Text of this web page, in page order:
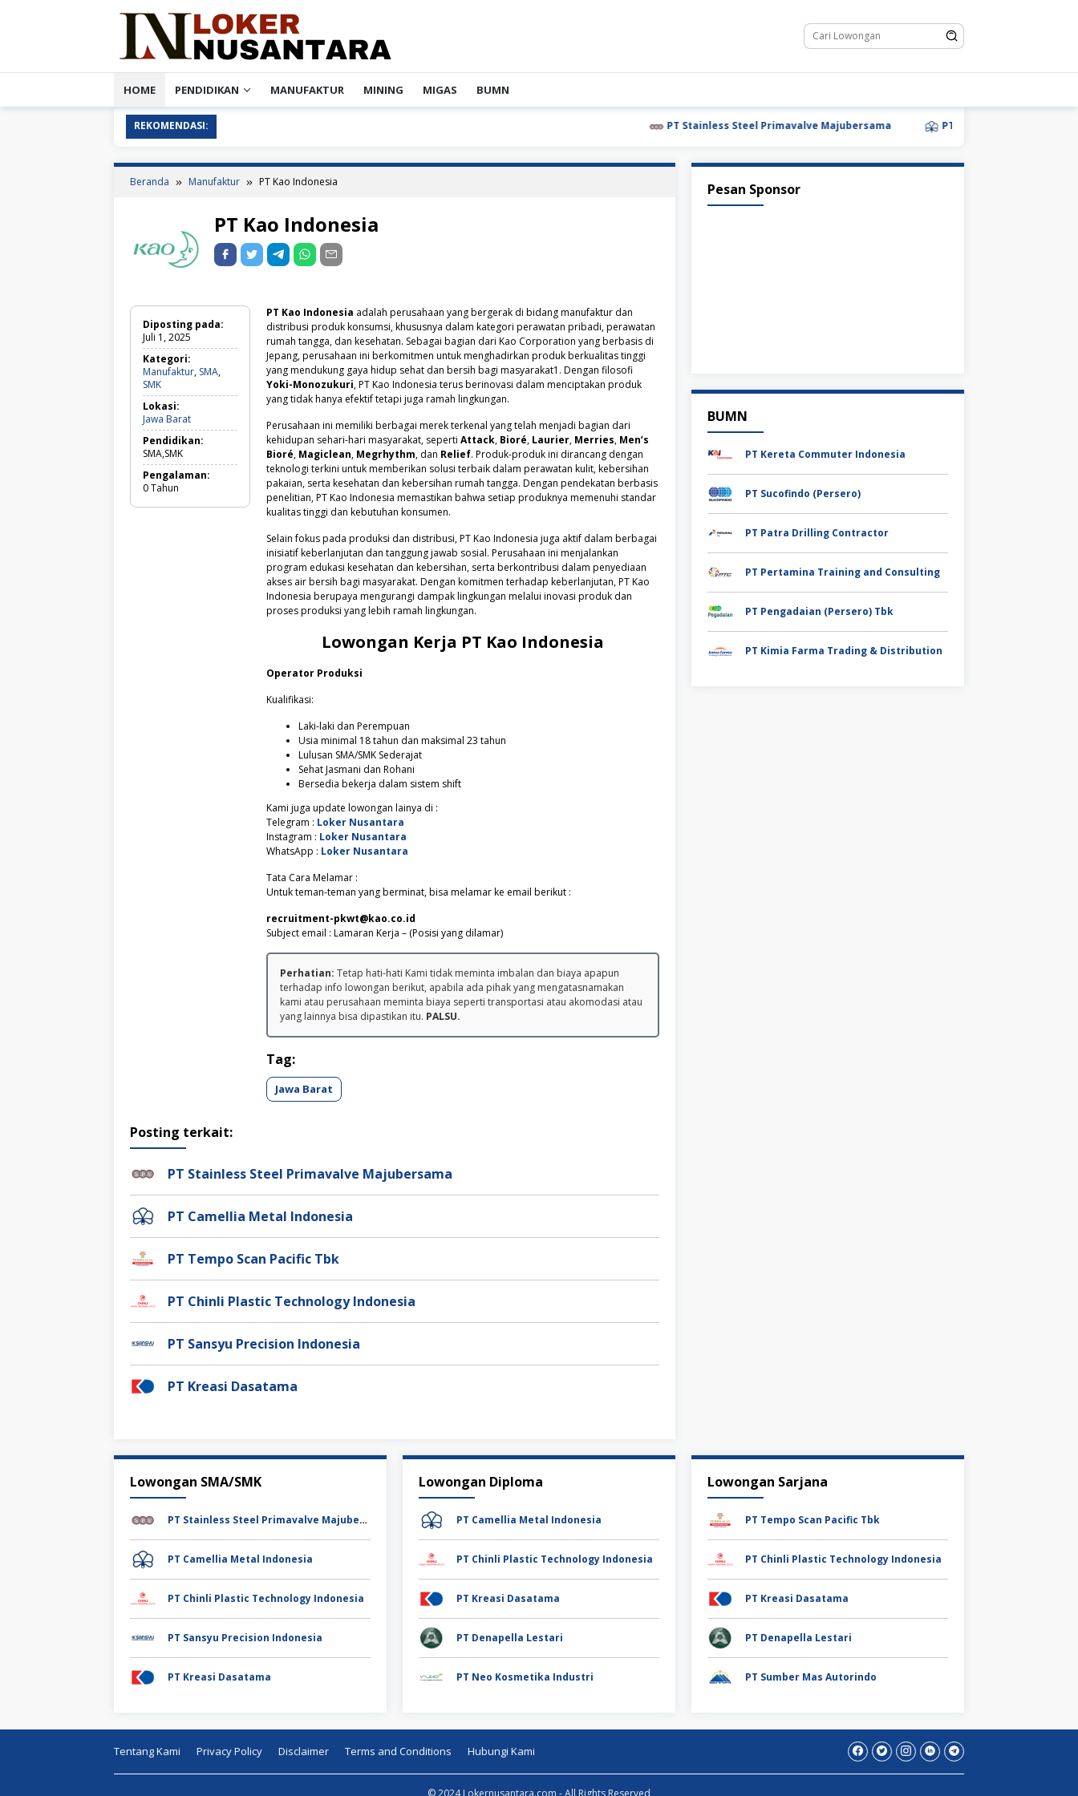
HOME PENDIDIKAN MANUFAKTUR MINING MIGAS BUMN
REKOMENDASI: PT Stainless Steel Primavalve Majubersama PT Camellia Metal Indonesia
Beranda Manufaktur PT Kao Indonesia
PT Kao Indonesia
Diposting pada:
Juli 1, 2025
Kategori:
Manufaktur, SMA,
SMKManufaktur,
SMA,
SMK
Lokasi:
Jawa BaratJawa
Barat
Pendidikan:
SMA,SMK
Pengalaman:
0Tahun
PT Kao Indonesia adalah perusahaan yang bergerak di bidang manufaktur dan
distribusi produk konsumsi, khususnya dalam kategori perawatan pribadi, perawatan
rumah tangga, dan kesehatan. Sebagai bagian dari Kao Corporation yang berbasis di
Jepang, perusahaan ini berkomitmen untuk menghadirkan produk berkualitas tinggi
yang mendukung gaya hidup sehat dan bersih bagi masyarakat1. Dengan filosofi
Yoki-Monozukuri, PT Kao Indonesia terus berinovasi dalam menciptakan produk
yang tidak hanya efektif tetapi juga ramah lingkungan.
Perusahaan ini memiliki berbagai merek terkenal yang telah menjadi bagian dari
kehidupan sehari-hari masyarakat, seperti Attack, Bioré, Laurier, Merries, Men’s
Bioré, Magiclean, Megrhythm, dan Relief. Produk-produk ini dirancang dengan
teknologi terkini untuk memberikan solusi terbaik dalam perawatan kulit, kebersihan
pakaian, serta kesehatan dan kebersihan rumah tangga. Dengan pendekatan berbasis
penelitian, PT Kao Indonesia memastikan bahwa setiap produknya memenuhi standar
kualitas tinggi dan kebutuhan konsumen.
Selain fokus pada produksi dan distribusi, PT Kao Indonesia juga aktif dalam berbagai
inisiatif keberlanjutan dan tanggung jawab sosial. Perusahaan ini menjalankan
program edukasi kesehatan dan kebersihan, serta berkontribusi dalam penyediaan
akses air bersih bagi masyarakat. Dengan komitmen terhadap keberlanjutan, PT Kao
Indonesia berupaya mengurangi dampak lingkungan melalui inovasi produk dan
proses produksi yang lebih ramah lingkungan.
Lowongan Kerja PT Kao Indonesia
Operator Produksi
Kualifikasi:
Laki-laki dan Perempuan
Usia minimal 18 tahun dan maksimal 23 tahun
Lulusan SMA/SMK Sederajat
Sehat Jasmani dan Rohani
Bersedia bekerja dalam sistem shift
Kami juga update lowongan lainya di :
Telegram : Loker Nusantara
Instagram : Loker Nusantara
WhatsApp : Loker Nusantara
Tata Cara Melamar :
Untuk teman-teman yang berminat, bisa melamar ke email berikut :
recruitment-pkwt@kao.co.id
Subjесt email : Lamaran Kerja – (Posisi yang dilamar)
Perhatian: Tetap hati-hati Kami tidak meminta imbalan dan biaya apapun
terhadap info lowongan berikut, apabila ada pihak yang mengatasnamakan
kami atau perusahaan meminta biaya seperti transportasi atau akomodasi atau
yang lainnya bisa dipastikan itu. PALSU.
Tag:
Jawa Barat
Posting terkait:
PT Stainless Steel Primavalve Majubersama
PT Camellia Metal Indonesia
PT Tempo Scan Pacific Tbk
PT Chinli Plastic Technology Indonesia
PT Sansyu Precision Indonesia
PT Kreasi Dasatama
Pesan Sponsor
BUMN
PT Kereta Commuter Indonesia
PT Sucofindo (Persero)
PT Patra Drilling Contractor
PT Pertamina Training and Consulting
PT Pengadaian (Persero) Tbk
PT Kimia Farma Trading & Distribution
Lowongan SMA/SMK
PT Stainless Steel Primavalve Majubersama
PT Camellia Metal Indonesia
PT Chinli Plastic Technology Indonesia
PT Sansyu Precision Indonesia
PT Kreasi Dasatama
Lowongan Diploma
PT Camellia Metal Indonesia
PT Chinli Plastic Technology Indonesia
PT Kreasi Dasatama
PT Denapella Lestari
PT Neo Kosmetika Industri
Lowongan Sarjana
PT Tempo Scan Pacific Tbk
PT Chinli Plastic Technology Indonesia
PT Kreasi Dasatama
PT Denapella Lestari
PT Sumber Mas Autorindo
Tentang Kami Privacy Policy Disclaimer Terms and Conditions Hubungi Kami
© 2024 Lokernusantara.com - All Rights Reserved